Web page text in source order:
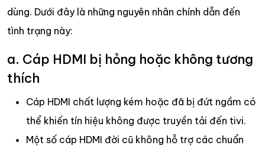
dùng. Dưới đây là những nguyên nhân chính dẫn đến
tình trạng này:
a. Cáp HDMI bị hỏng hoặc không tương
thích
Cáp HDMI chất lượng kém hoặc đã bị đứt ngầm có
thể khiến tín hiệu không được truyền tải đến tivi.
Một số cáp HDMI đời cũ không hỗ trợ các chuẩn